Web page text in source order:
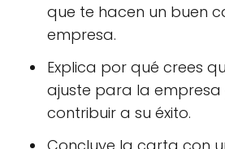
que te hacen un buen
empresa.
Explica por qué crees
ajuste para la
contribuir a su éxito.